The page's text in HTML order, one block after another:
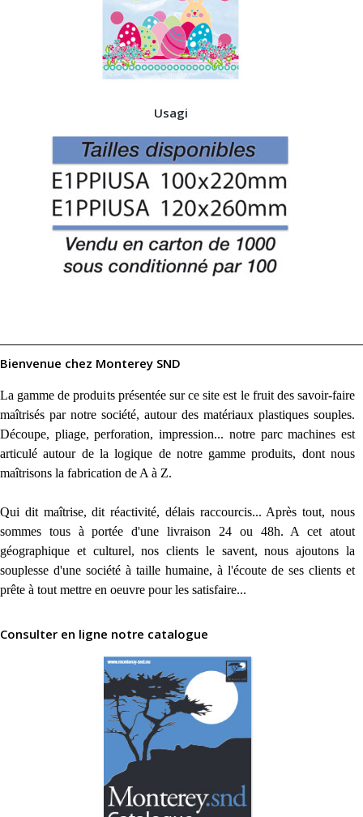
Usagi
Bienvenue chez Monterey SND
La gamme de produits présentée sur ce site est le fruit des savoir-faire
maîtrisés par notre société, autour des matériaux plastiques souples.
Découpe, pliage, perforation, impression... notre parc machines est
articulé autour de la logique de notre gamme produits, dont nous
maîtrisons la fabrication de A à Z.
Qui dit maîtrise, dit réactivité, délais raccourcis... Après tout, nous
sommes tous à portée d'une livraison 24 ou 48h. A cet atout
géographique et culturel, nos clients le savent, nous ajoutons la
souplesse d'une société à taille humaine, à l'écoute de ses clients et
prête à tout mettre en oeuvre pour les satisfaire...
Consulter en ligne notre catalogue